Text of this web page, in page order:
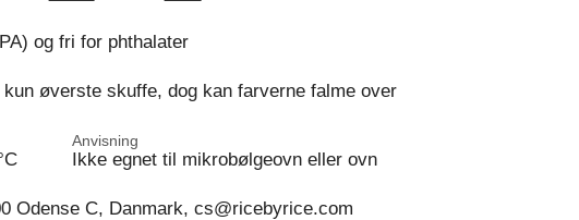
og fri for phthalater
øverste skuffe, dog kan farverne falme over
Anvisning
Ikke egnet til mikrobølgeovn eller ovn
Odense C, Danmark, cs@ricebyrice.com